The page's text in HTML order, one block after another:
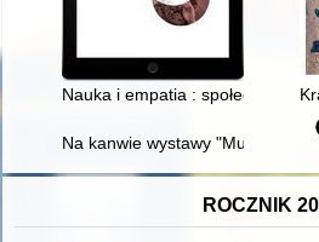
Nauka i empatia : społeczne
Na kanwie wystawy "Muzyczne
ROCZNIK